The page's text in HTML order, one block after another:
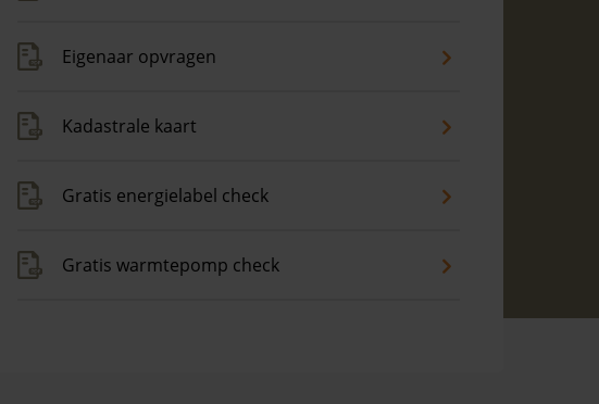
Eigenaar opvragen
Kadastrale kaart
Gratis energielabel check
Gratis warmtepomp check